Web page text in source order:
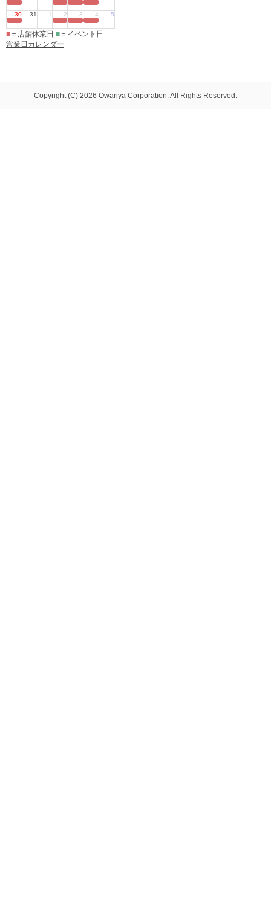
30 31 1 2 3 4 5
■ ＝店舗休業日 ■ ＝イベント日
営業日カレンダー
Copyright (C) 2026 Owariya Corporation. All Rights Reserved.